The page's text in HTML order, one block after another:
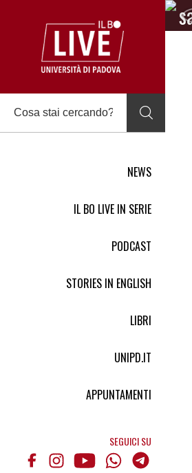
NEWS
IL BO LIVE IN SERIE
PODCAST
STORIES IN ENGLISH
LIBRI
UNIPD.IT
APPUNTAMENTI
SEGUICI SU